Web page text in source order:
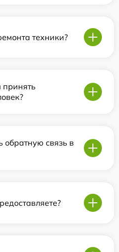
техники?
принять
обратную связь в